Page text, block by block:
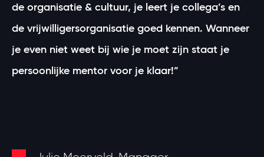
de organisatie & cultuur, je leert je collega’s en
de vrijwilligersorganisatie goed kennen. Wanneer
je even niet weet bij wie je moet zijn staat je
persoonlijke mentor voor je klaar!”